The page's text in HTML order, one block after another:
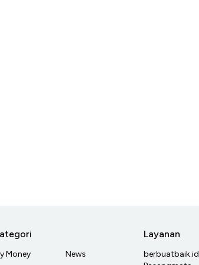
Money News
Layanan
berbuatbaik.id